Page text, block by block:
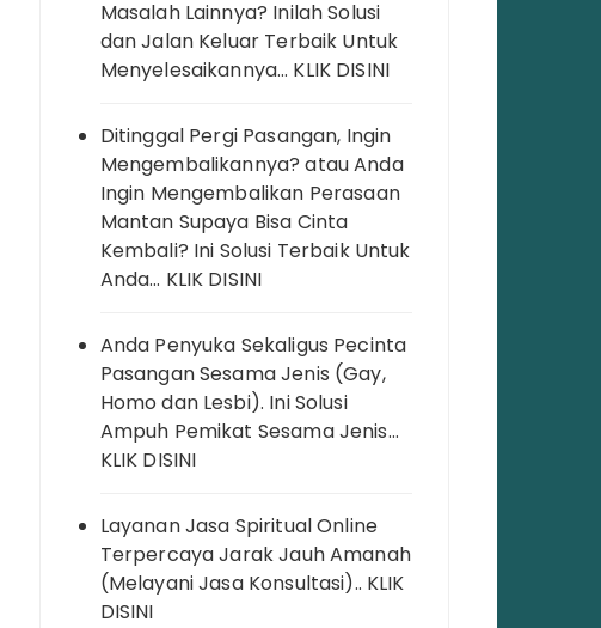
Masalah Lainnya? Inilah Solusi
dan Jalan Keluar Terbaik Untuk
Menyelesaikannya… KLIK DISINI
Ditinggal Pergi Pasangan, Ingin
Mengembalikannya? atau Anda
Ingin Mengembalikan Perasaan
Mantan Supaya Bisa Cinta
Kembali? Ini Solusi Terbaik Untuk
Anda… KLIK DISINI
Anda Penyuka Sekaligus Pecinta
Pasangan Sesama Jenis (Gay,
Homo dan Lesbi). Ini Solusi
Ampuh Pemikat Sesama Jenis…
KLIK DISINI
Layanan Jasa Spiritual Online
Terpercaya Jarak Jauh Amanah
(Melayani Jasa Konsultasi).. KLIK
DISINI